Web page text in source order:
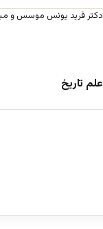
علم تاریخ